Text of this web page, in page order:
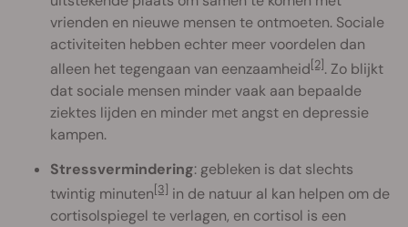
vrienden en nieuwe mensen te ontmoeten. Sociale
activiteiten hebben echter meer voordelen dan
alleen het tegengaan van eenzaamheid[2]. Zo blijkt
dat sociale mensen minder vaak aan bepaalde
ziektes lijden en minder met angst en depressie
kampen.
Stressvermindering: gebleken is dat slechts
twintig minuten[3] in de natuur al kan helpen om de
cortisolspiegel te verlagen, en cortisol is een